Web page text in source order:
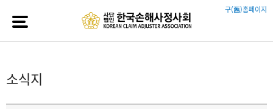
구(舊)홈페이지
소식지